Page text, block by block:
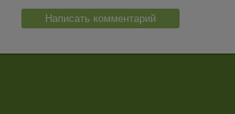
http://advego.ru/shop/text/12307554/
Написать комментарий